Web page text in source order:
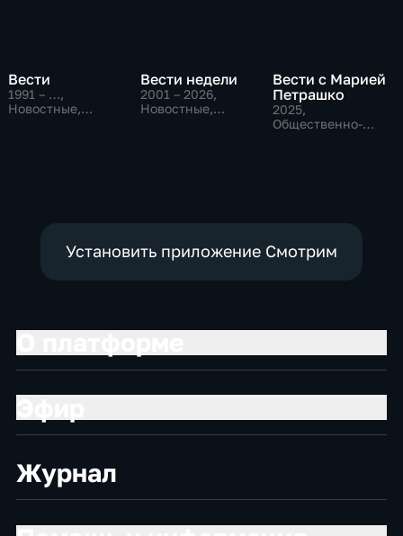
Вести
1991 – …,
Новостные,
Вести недели
2001 – 2026,
Новостные,
Вести с Марией
Петрашко
2025,
Общественно-
Установить приложение Смотрим
Журнал